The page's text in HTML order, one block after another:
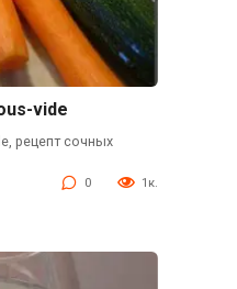
vide
рецепт сочных
0 1к.